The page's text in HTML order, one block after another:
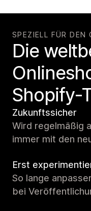
SPEZIELL FÜR DEN
Die
Shopify-
Zukunftssicher
Wird regelmäßig
immer mit den
Erst
So lange
bei